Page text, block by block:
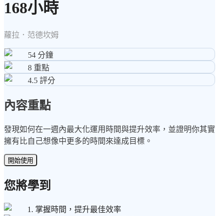
168小時
蘿拉．范德坎姆
54 分鐘
8 重點
4.5 評分
內容重點
發現如何在一週內最大化運用時間與提升效率，並證明你其實
擁有比自己想像中更多的時間來達成目標。
開始使用
您將學到
1. 掌握時間，提升最佳效率